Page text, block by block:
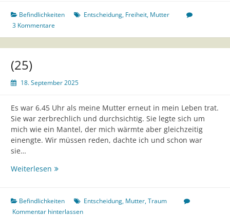
Befindlichkeiten Entscheidung, Freiheit, Mutter
3 Kommentare
(25)
18. September 2025
Es war 6.45 Uhr als meine Mutter erneut in mein Leben trat.
Sie war zerbrechlich und durchsichtig. Sie legte sich um
mich wie ein Mantel, der mich wärmte aber gleichzeitig
einengte. Wir müssen reden, dachte ich und schon war
sie…
Weiterlesen (25)
Befindlichkeiten Entscheidung, Mutter,Traum
Kommentar hinterlassen